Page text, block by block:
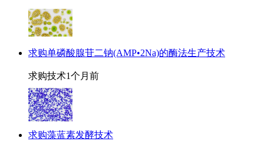
求购单磷酸腺苷二钠(AMP•2Na)的酶法生产技术
求购技术1个月前
求购藻蓝素发酵技术